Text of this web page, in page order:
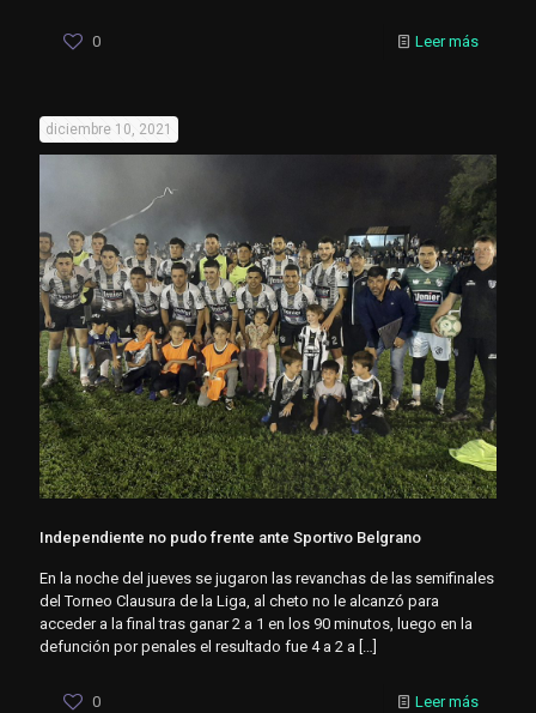
0 Leer más
diciembre 10, 2021
Independiente no pudo frente ante Sportivo Belgrano
En la noche del jueves se jugaron las revanchas de las semifinales
del Torneo Clausura de la Liga, al cheto no le alcanzó para
acceder a la final tras ganar 2 a 1 en los 90 minutos, luego en la
defunción por penales el resultado fue 4 a 2 a […]
0 Leer más